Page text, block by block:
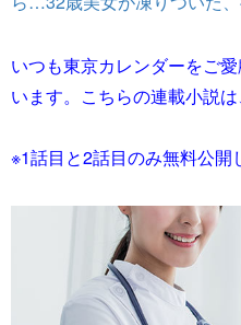
いつも東京カレンダーをご
います。こちらの連載小説は
※1話目と2話目のみ無料公開